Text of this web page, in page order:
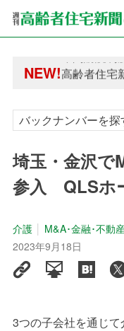
NEW!高齢者住宅
高齢者住宅
バックナンバーを探
埼玉・金沢で
参入 QLSホ
介護
M&A･金融･不動
2023年9月18日
3つの子会社を通じ